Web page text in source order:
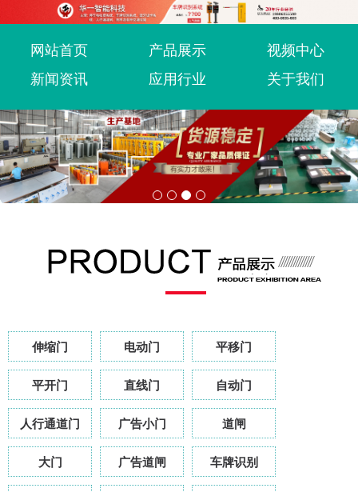
网站首页 产品展示
视频中心
新闻资讯
应用行业 关于我们
伸缩门 电动门 平移门
平开门 直线门 自动门
人行通道门 广告小门 道闸
大门 广告道闸 车牌识别